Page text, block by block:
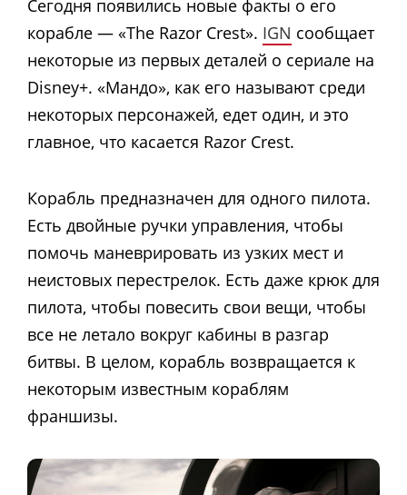
Сегодня появились новые факты о его
корабле — «The Razor Crest». IGN сообщает
некоторые из первых деталей о сериале на
Disney+. «Мандо», как его называют среди
некоторых персонажей, едет один, и это
главное, что касается Razor Crest.
Корабль предназначен для одного пилота.
Есть двойные ручки управления, чтобы
помочь маневрировать из узких мест и
неистовых перестрелок. Есть даже крюк для
пилота, чтобы повесить свои вещи, чтобы
все не летало вокруг кабины в разгар
битвы. В целом, корабль возвращается к
некоторым известным кораблям
франшизы.